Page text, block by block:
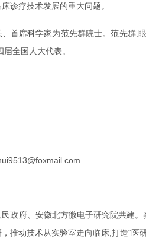
诊疗技术发展的重大问题。
首席科学家为范先群院士。范先群
全国人大代表。
政府、安徽北方微电子研究院共建
推动技术从实验室走向临床,打造“医研